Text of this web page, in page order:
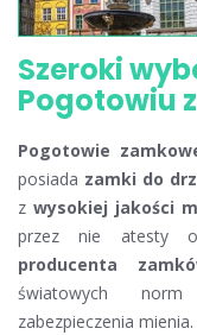
Szeroki
Pogotowiu
Pogotowie
posiada zamki do
z wysokiej jakości
przez nie atesty
producenta
światowych
zabezpieczenia mienia.